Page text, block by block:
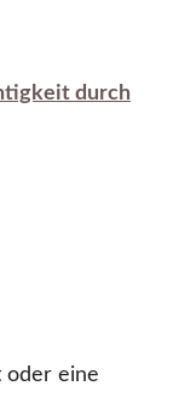
durch
oder eine